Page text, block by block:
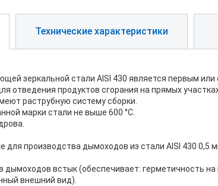
Технические характеристики
зеркальной стали AISI 430 является первым
отведения продуктов сгорания на прямых
раструбную систему сборки.
марки стали не выше 600 °С.
для производства дымоходов из стали AISI 430 0,5
дымоходов встык (обеспечивает: герметичность
внешний вид).